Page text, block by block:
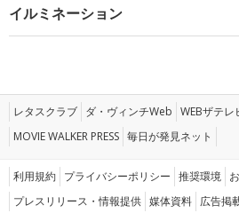
イルミネーション
レタスクラブ ダ・ヴィンチWeb WEBザテレ
MOVIE WALKER PRESS 毎日が発見ネット
利用規約 プライバシーポリシー 推奨環境
プレスリリース・情報提供 媒体資料 広告掲